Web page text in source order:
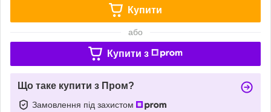
Купити
або
Купити з
Що таке купити з Пром?
Замовлення під захистом